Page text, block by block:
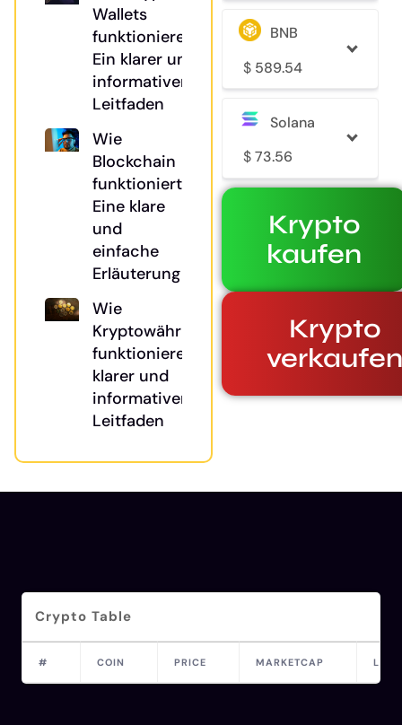
Wallets
funktionieren:
Ein klarer und
informativer
Leitfaden
Wie
Blockchain
funktioniert:
Eine klare
und
einfache
Erläuterung
Wie
Kryptowährungen
funktionieren: Ein
klarer und
informativer
Leitfaden
BNB
$ 589.54
Solana
$ 73.56
Krypto
kaufen
Krypto
Crypto Table
# COIN PRICE MARKETCAP